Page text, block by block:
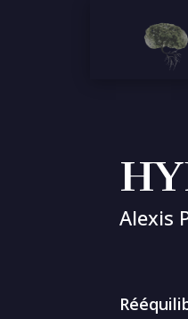
Alexis